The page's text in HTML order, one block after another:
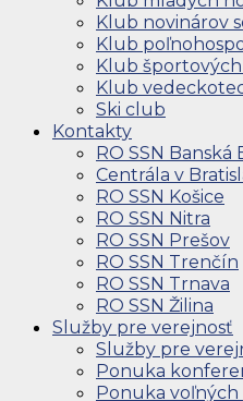
Klub novinárov
Klub
Klub
Klub
Ski club
Kontakty
RO SSN Banská
Centrála v
RO SSN Košice
RO SSN Nitra
RO SSN Prešov
RO SSN Trenčín
RO SSN Trnava
RO SSN Žilina
Služby pre verejnosť
Služby pre
Ponuka
Ponuka